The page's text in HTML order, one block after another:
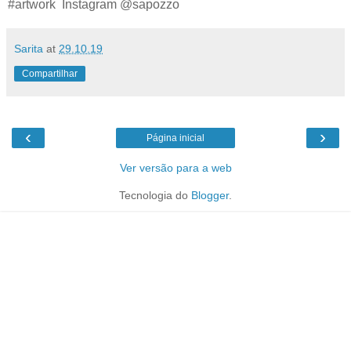
#artwork Instagram @sapozzo
Sarita at 29.10.19
Compartilhar
‹ ›
Página inicial
Ver versão para a web
Tecnologia do Blogger.